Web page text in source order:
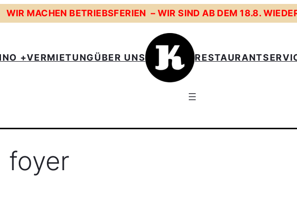
WIR MACHEN BETRIEBSFERIEN – WIR SIND AB DEM 18.8.
+VERMIETUNGÜBER UNS RESTAURANT
foyer